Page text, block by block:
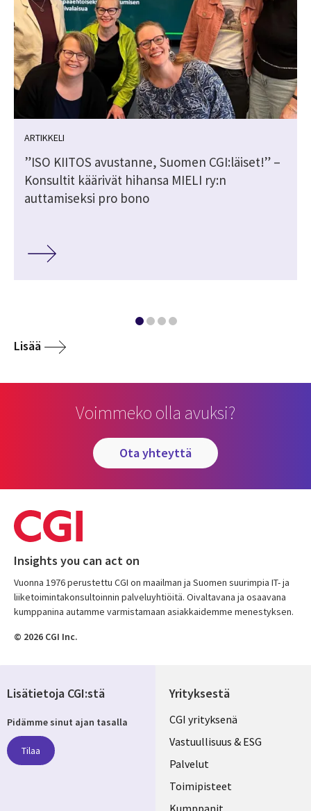
ARTIKKELI
”ISO KIITOS avustanne, Suomen CGI:läiset!” –
Konsultit käärivät hihansa MIELI ry:n
auttamiseksi pro bono
Lisää
Voimmeko olla avuksi?
ota yhteyttä
Insights you can act on
Vuonna 1976 perustettu CGI on maailman ja Suomen suurimpia IT- ja
liiketoimintakonsultoinnin palveluyhtiöitä. Oivaltavana ja osaavana
kumppanina autamme varmistamaan asiakkaidemme menestyksen.
© 2026 CGI Inc.
Yrityksestä
Useful
links
FINLAND
CGI yrityksenä
Vastuullisuus & ESG
Palvelut
Toimipisteet
Lisätietoja CGI:stä
Pidämme sinut ajan tasalla
Tilaa